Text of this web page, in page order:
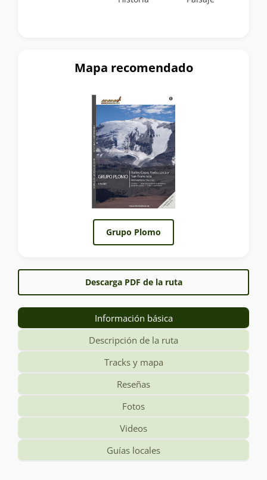
Mapa recomendado
Grupo Plomo
Descarga PDF de la ruta
Información básica
Descripción de la ruta
Tracks y mapa
Reseñas
Fotos
Videos
Guías locales